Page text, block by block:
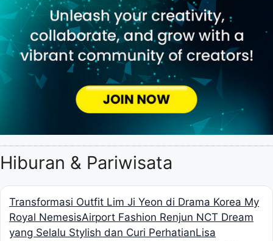
Hiburan & Pariwisata
Transformasi Outfit Lim Ji Yeon di Drama Korea My
Royal NemesisAirport Fashion Renjun NCT Dream
yang Selalu Stylish dan Curi PerhatianLisa